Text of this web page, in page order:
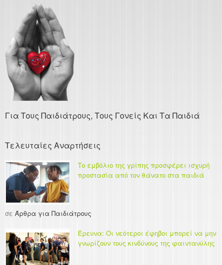
Για Τους Παιδιάτρους, Τους Γονείς Και Τα Παιδιά
Τελευταίες Αναρτήσεις
Το εμβόλιο της γρίπης προσφέρει ισχυρή
προστασία από τον θάνατο στα παιδιά
σε Άρθρα για Παιδιάτρους
Έρευνα: Οι νεότεροι έφηβοι μπορεί να μην
γνωρίζουν τους κινδύνους της φαιντανύλης